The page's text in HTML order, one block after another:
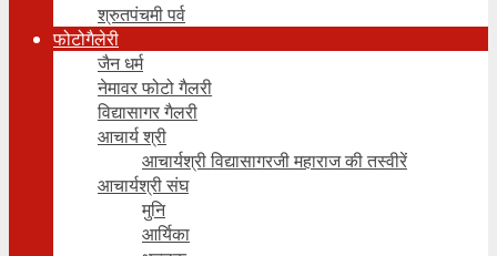
श्रुतपंचमी पर्व
फोटोगैलेरी
जैन धर्म
नेमावर फोटो गैलरी
विद्यासागर गैलरी
आचार्य श्री
आचार्यश्री विद्यासागरजी महाराज की तस्वीरें
आचार्यश्री संघ
मुनि
आर्यिका